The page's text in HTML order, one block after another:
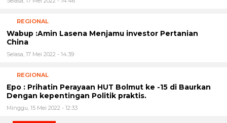
REGIONAL
Wabup :Amin Lasena Menjamu investor Pertanian
China
Selasa, 17 Mei 2022 - 14:39
REGIONAL
Epo : Prihatin Perayaan HUT Bolmut ke -15 di Baurkan
Dengan kepentingan Politik praktis.
Minggu, 15 Mei 2022 - 12:33